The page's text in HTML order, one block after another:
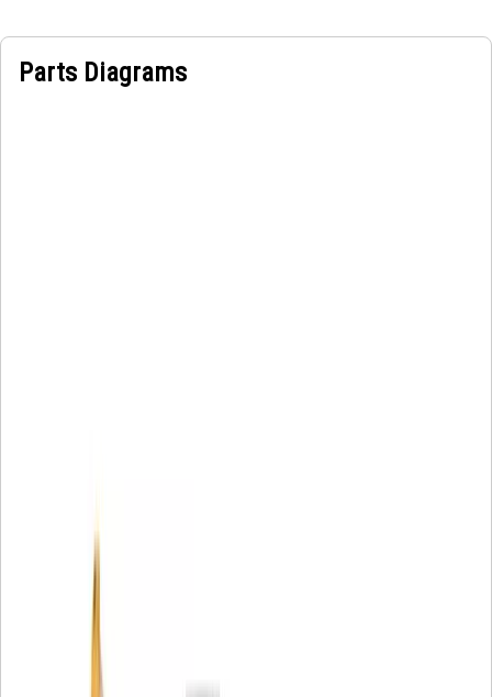
Parts Diagrams